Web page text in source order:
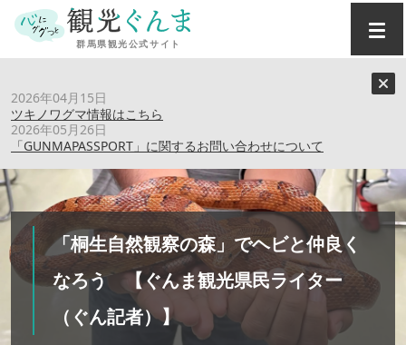
2026年04月15日
ツキノワグマ情報はこちら
2026年05月26日
「GUNMAPASSPORT」に関するお問い合わせについて
「桐生自然観察の森」でヘビと仲良くなろう 【ぐんま観光
県民ライター（ぐん記者）】
「桐生自然観察の森」でヘビと仲良く
なろう 【ぐんま観光県民ライター
（ぐん記者）】